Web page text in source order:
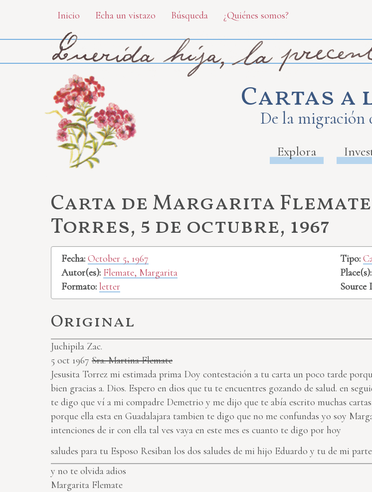
main
Inicio Echa un vistazo Búsqueda ¿Quiénes somos?
Cartas
De la migración
Explora
Carta de Margarita Flemate
Torres, 5 de octubre, 1967
Fecha: October 5, 1967
Autor(es): Flemate, Margarita
Formato: letter
Tipo:
Place(s):
Source
Original
Juchipila Zac.
5 oct 1967 Sra. Martina Flemate
Jesusita Torrez mi estimada prima Doy contestación a tu carta un poco tarde
bien gracias a. Dios. Espero en dios que tu te encuentres gozando de salud. en
te digo que ví a mi compadre Demetrio y me dijo que te abía escrito muchas
porque ella esta en Guadalajara tambien te digo que no me confundas yo soy
intenciones de ir con ella tal ves vaya en este mes es cuanto te digo por hoy
saludes para tu Esposo Resiban los dos saludes de mi hijo Eduardo y tu de mi
y no te olvida adios
Margarita Flemate